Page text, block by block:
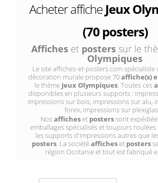
Acheter affiche Jeux
(70 posters)
Affiches et posters sur le
Olympiques
Le site affiches-et-posters.com spécialiste
décoration murale propose 70affiche(s)
le thème Jeux Olympiques. Toutes ces
disponibles en plusieurs supports :
impressions sur bois, impressions sur alu,
forex, impressions sur
Nosafficheset posterssont
emballages spécialisés et toujours
les supports d'impressions autres que
posters. La sociétéafficheset posters
région Occitanie et tout est fabriqué